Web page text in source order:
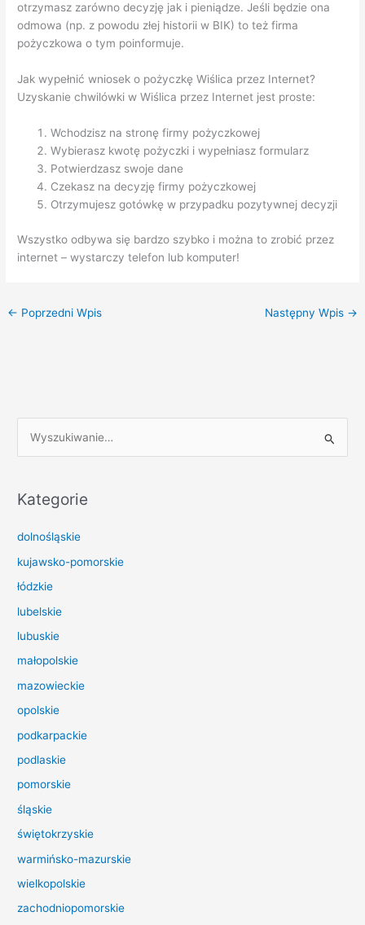
otrzymasz zarówno decyzję jak i pieniądze. Jeśli będzie ona
odmowa (np. z powodu złej historii w BIK) to też firma
pożyczkowa o tym poinformuje.
Jak wypełnić wniosek o pożyczkę Wiślica przez Internet?
Uzyskanie chwilówki w Wiślica przez Internet jest proste:
Wchodzisz na stronę firmy pożyczkowej
Wybierasz kwotę pożyczki i wypełniasz formularz
Potwierdzasz swoje dane
Czekasz na decyzję firmy pożyczkowej
Otrzymujesz gotówkę w przypadku pozytywnej decyzji
Wszystko odbywa się bardzo szybko i można to zrobić przez
internet – wystarczy telefon lub komputer!
← Poprzedni Wpis Następny Wpis →
k
j
d
l
Kategorie
dolnośląskie
kujawsko-pomorskie
łódzkie
lubelskie
lubuskie
małopolskie
mazowieckie
opolskie
podkarpackie
podlaskie
pomorskie
śląskie
świętokrzyskie
warmińsko-mazurskie
wielkopolskie
zachodniopomorskie